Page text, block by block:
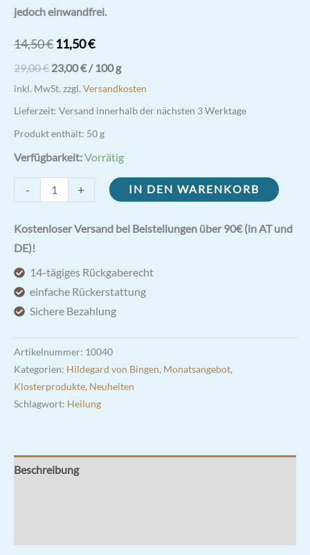
jedoch einwandfrei.
14,50€ Ursprünglicher
Preis
war:
14,50 €
11,50€Aktueller
Preis
ist:
11,50 €.
29,00€ 23,00€/100 g
inkl. MwSt. zzgl. Versandkosten
Lieferzeit: Versand innerhalb der nächsten 3 Werktage
Produkt enthält: 50 g
Verfügbarkeit:Vorrätig
-
Tabletten
|
Universalmittel
Menge
+ IN DEN WARENKORB
Kostenloser Versand bei Beistellungen über 90€ (in AT und
DE)!
14-tägiges Rückgaberecht
einfache Rückerstattung
Sichere Bezahlung
Artikelnummer: 10040
Kategorien: Hildegard von Bingen, Monatsangebot,
Klosterprodukte, Neuheiten
Schlagwort: Heilung
Beschreibung